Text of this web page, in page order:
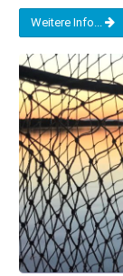
Weitere Info...